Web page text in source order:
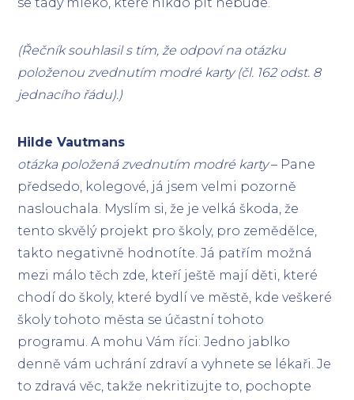
(Řečník souhlasil s tím, že odpoví na otázku
položenou zvednutím modré karty (čl. 162 odst. 8
jednacího řádu).)
Hilde Vautmans
otázka položená zvednutím modré karty– Pane
předsedo, kolegové, já jsem velmi pozorně
naslouchala. Myslím si, že je velká škoda, že
tento skvělý projekt pro školy, pro zemědělce,
takto negativně hodnotíte. Já patřím možná
mezi málo těch zde, kteří ještě mají děti, které
chodí do školy, které bydlí ve městě, kde veškeré
školy tohoto města se účastní tohoto
programu. A mohu Vám říci: Jedno jablko
denně vám uchrání zdraví a vyhnete se lékaři. Je
to zdravá věc, takže nekritizujte to, pochopte